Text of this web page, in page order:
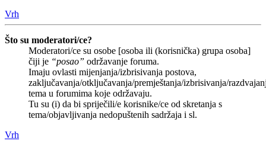
Vrh
Što su moderatori/ce?
Moderatori/ce su osobe [osoba ili (korisnička) grupa osoba]
čiji je “posao” održavanje foruma.
Imaju ovlasti mijenjanja/izbrisivanja postova,
zaključavanja/otključavanja/premještanja/izbrisivanja/
tema u forumima koje održavaju.
Tu su (i) da bi spriječili/e korisnike/ce od skretanja s
tema/objavljivanja nedopuštenih sadržaja i sl.
Vrh